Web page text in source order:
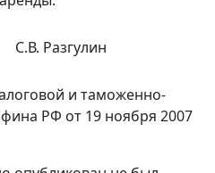
С.В. Разгулин
и таможенно-
РФ от 19 ноября 2007